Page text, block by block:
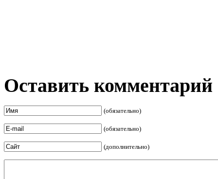
Оставить комментарий
(обязательно)
(обязательно)
(дополнительно)